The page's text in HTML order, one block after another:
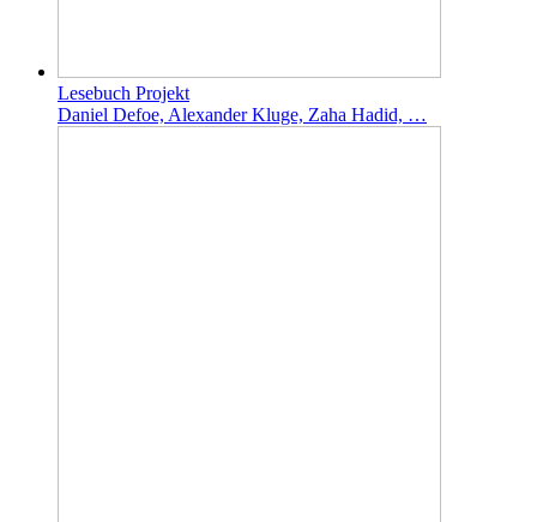
Lesebuch Projekt
Daniel Defoe, Alexander Kluge, Zaha Hadid, …